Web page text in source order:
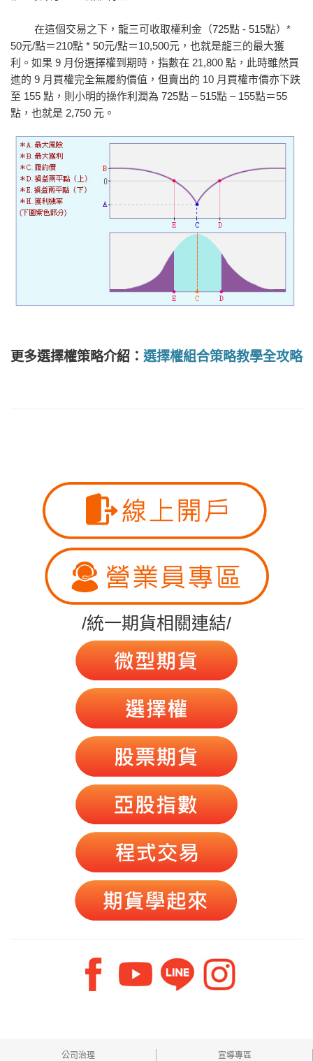
在這個交易之下，龍三可收取權利金（725點 - 515點）*
50元/點＝210點 * 50元/點＝10,500元，也就是龍三的最大獲
利。如果 9 月份選擇權到期時，指數在 21,800 點，此時雖然買
進的 9 月買權完全無履約價值，但賣出的 10 月買權市價亦下跌
至 155 點，則小明的操作利潤為 725點 – 515點 – 155點＝55
點，也就是 2,750 元。
更多選擇權策略介紹： 選擇權組合策略教學全攻略
/統一期貨相關連結/
公司治理 宣導專區